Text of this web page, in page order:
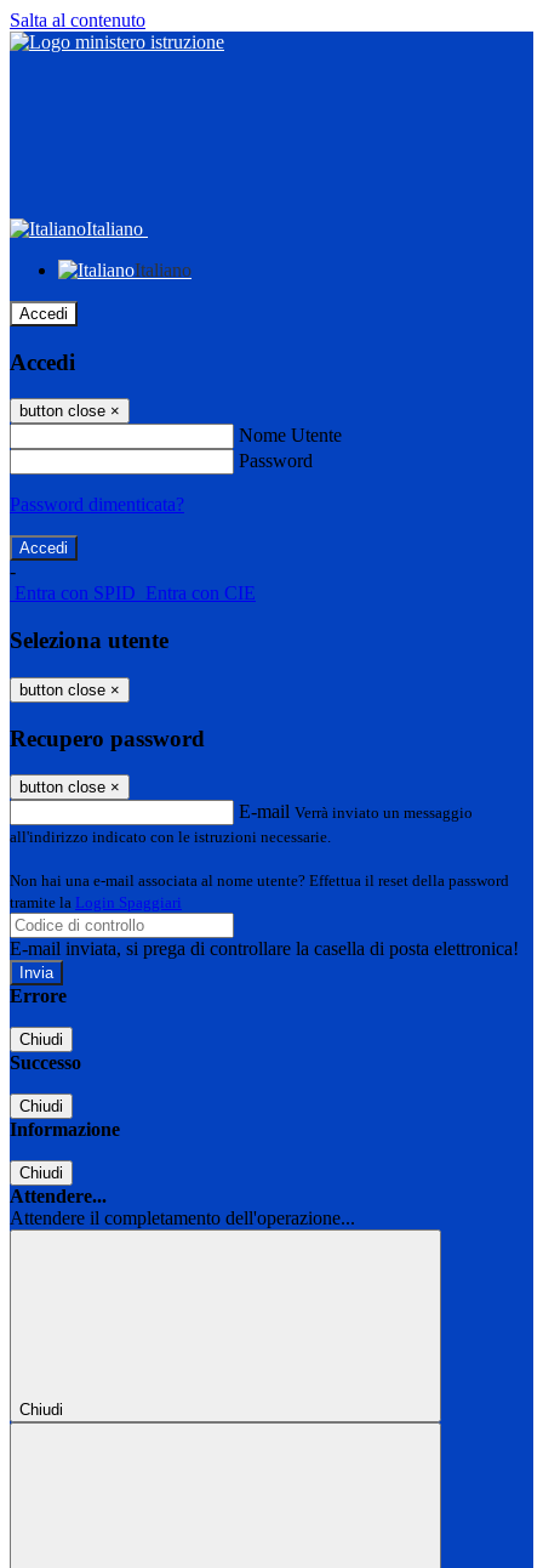
Salta al contenuto
Italiano
Italiano
Accedi
Accedi
button close ×
Nome Utente
Password
Password dimenticata?
-
Entra con SPID Entra con CIE
Seleziona utente
button close ×
Recupero password
button close ×
E-mail Verrà inviato un messaggio
all'indirizzo indicato con le istruzioni necessarie.
Non hai una e-mail associata al nome utente? Effettua il reset della password
tramite la Login Spaggiari
E-mail inviata, si prega di controllare la casella di posta elettronica!
Errore
Chiudi
Successo
Chiudi
Informazione
Chiudi
Attendere...
Attendere il completamento dell'operazione...
Chiudi